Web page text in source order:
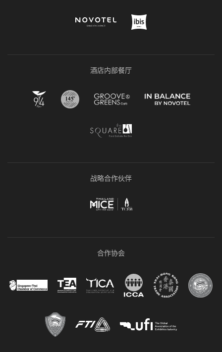
酒店内部餐厅
战略合作伙伴
合作协会